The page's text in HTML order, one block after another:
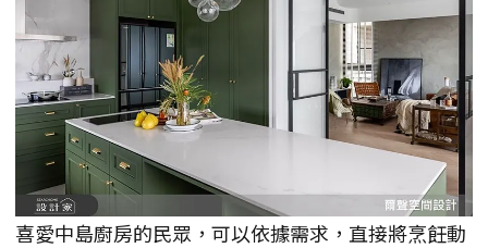
喜愛中島廚房的民眾，可以依據需求，直接將烹飪動